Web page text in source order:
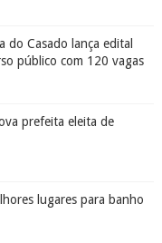
do Casado lança edital
público com 120 vagas
prefeita eleita de
lugares para banho